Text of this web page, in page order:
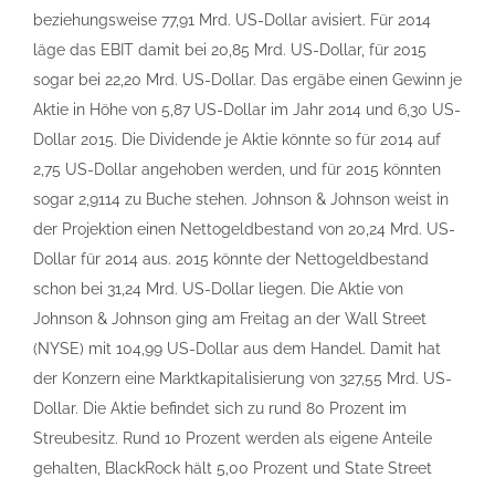
beziehungsweise 77,91 Mrd. US-Dollar avisiert. Für 2014
läge das EBIT damit bei 20,85 Mrd. US-Dollar, für 2015
sogar bei 22,20 Mrd. US-Dollar. Das ergäbe einen Gewinn je
Aktie in Höhe von 5,87 US-Dollar im Jahr 2014 und 6,30 US-
Dollar 2015. Die Dividende je Aktie könnte so für 2014 auf
2,75 US-Dollar angehoben werden, und für 2015 könnten
sogar 2,9114 zu Buche stehen. Johnson & Johnson weist in
der Projektion einen Nettogeldbestand von 20,24 Mrd. US-
Dollar für 2014 aus. 2015 könnte der Nettogeldbestand
schon bei 31,24 Mrd. US-Dollar liegen. Die Aktie von
Johnson & Johnson ging am Freitag an der Wall Street
(NYSE) mit 104,99 US-Dollar aus dem Handel. Damit hat
der Konzern eine Marktkapitalisierung von 327,55 Mrd. US-
Dollar. Die Aktie befindet sich zu rund 80 Prozent im
Streubesitz. Rund 10 Prozent werden als eigene Anteile
gehalten, BlackRock hält 5,00 Prozent und State Street